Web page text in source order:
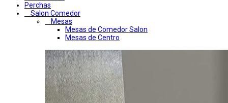
Perchas
Salon Comedor
Mesas
Mesas de Comedor Salon
Mesas de Centro